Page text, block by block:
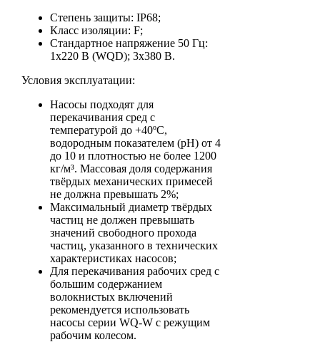
Степень защиты: IP68;
Класс изоляции: F;
Стандартное напряжение 50 Гц:
1х220 В (WQD); 3x380 В.
Условия эксплуатации:
Насосы подходят для
перекачивания сред с
температурой до +40ºС,
водородным показателем (pH) от 4
до 10 и плотностью не более 1200
кг/м³. Массовая доля содержания
твёрдых механических примесей
не должна превышать 2%;
Максимальный диаметр твёрдых
частиц не должен превышать
значений свободного прохода
частиц, указанного в технических
характеристиках насосов;
Для перекачивания рабочих сред с
большим содержанием
волокнистых включений
рекомендуется использовать
насосы серии WQ-W с режущим
рабочим колесом.